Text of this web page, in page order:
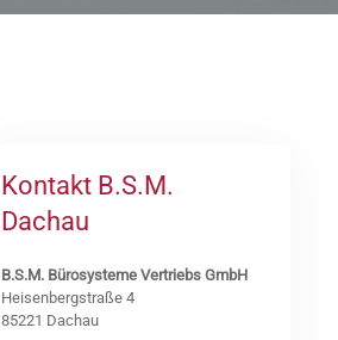
Kontakt B.S.M.
Dachau
B.S.M. Bürosysteme Vertriebs GmbH
Heisenbergstraße 4
85221 Dachau